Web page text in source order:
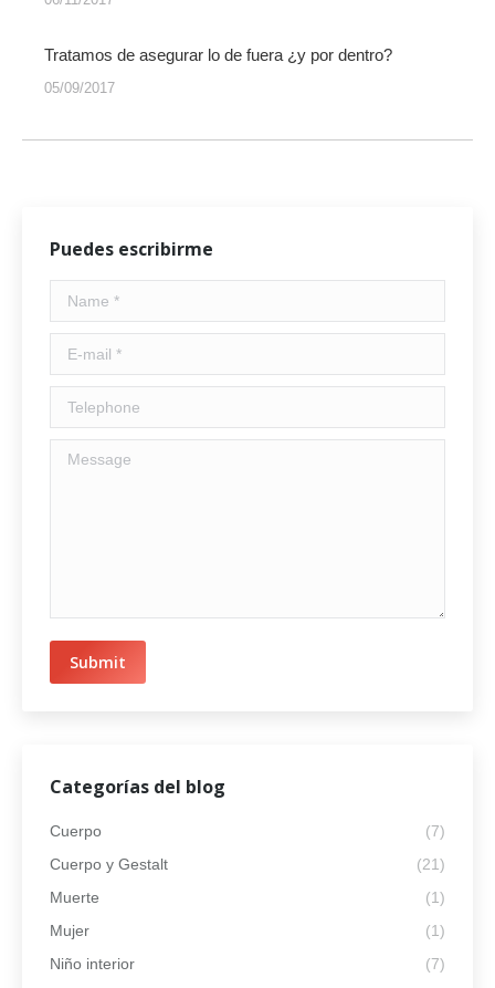
Tratamos de asegurar lo de fuera ¿y por dentro?
05/09/2017
Puedes escribirme
Name *
E-mail *
Telephone
Message
Submit
Categorías del blog
Cuerpo
(7)
Cuerpo y Gestalt
(21)
Muerte
(1)
Mujer
(1)
Niño interior
(7)